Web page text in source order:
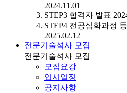
2024.11.01
STEP3 합격자 발표
STEP4 전공심화과정
2025.02.12
전문기술석사 모집
전문기술석사 모집
모집요강
입시일정
공지사항